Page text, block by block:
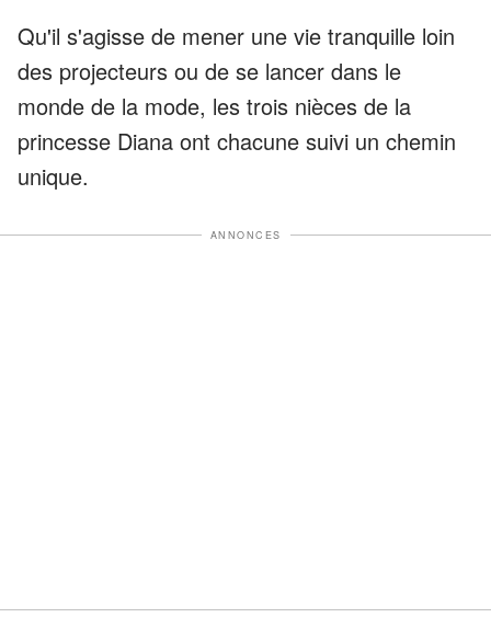
Qu'il s'agisse de mener une vie tranquille loin
des projecteurs ou de se lancer dans le
monde de la mode, les trois nièces de la
princesse Diana ont chacune suivi un chemin
unique.
ANNONCES